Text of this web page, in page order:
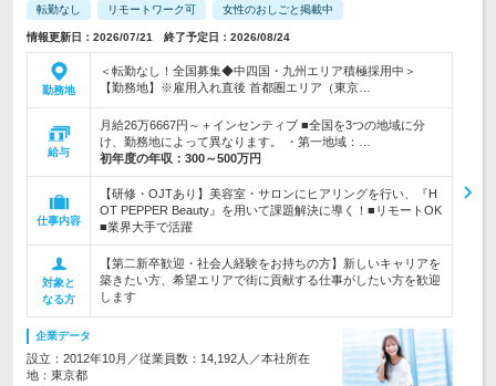
転勤なし リモートワーク可 女性のおしごと掲載中
情報更新日：2026/07/21 終了予定日：2026/08/24
勤務地
＜転勤なし！全国募集◆中四国・九州エリア積極採用中＞
【勤務地】※雇用入れ直後 首都圏エリア（東京…
給与
月給26万6667円～＋インセンティブ ■全国を3つの地域に分
け、勤務地によって異なります。 ・第一地域：…
初年度の年収： 300～500万円
仕事内容
【研修・OJTあり】美容室・サロンにヒアリングを行い、『H
OT PEPPER Beauty』を用いて課題解決に導く！■リモートOK
■業界大手で活躍
対象と
なる方
【第二新卒歓迎・社会人経験をお持ちの方】新しいキャリアを
築きたい方、希望エリアで街に貢献する仕事がしたい方を歓迎
します
企業データ
設立：2012年10月／従業員数：14,192人／本社所在
地：東京都